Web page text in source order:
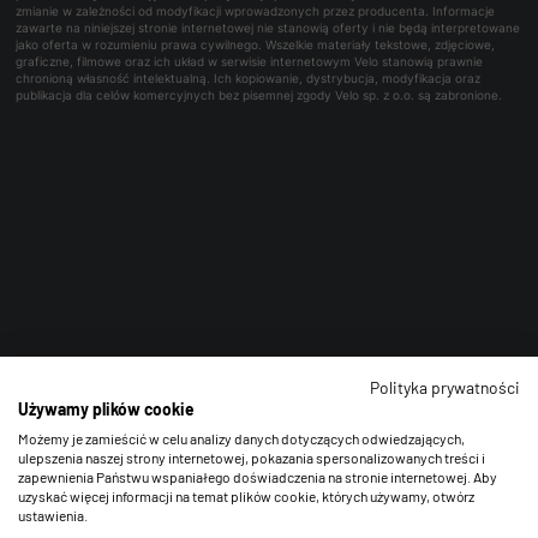
zmianie w zależności od modyfikacji wprowadzonych przez producenta. Informacje
zawarte na niniejszej stronie internetowej nie stanowią oferty i nie będą interpretowane
jako oferta w rozumieniu prawa cywilnego. Wszelkie materiały tekstowe, zdjęciowe,
graficzne, filmowe oraz ich układ w serwisie internetowym Velo stanowią prawnie
chronioną własność intelektualną. Ich kopiowanie, dystrybucja, modyfikacja oraz
publikacja dla celów komercyjnych bez pisemnej zgody Velo sp. z o.o. są zabronione.
Polityka prywatności
Używamy plików cookie
Możemy je zamieścić w celu analizy danych dotyczących odwiedzających,
ulepszenia naszej strony internetowej, pokazania spersonalizowanych treści i
zapewnienia Państwu wspaniałego doświadczenia na stronie internetowej. Aby
uzyskać więcej informacji na temat plików cookie, których używamy, otwórz
ustawienia.